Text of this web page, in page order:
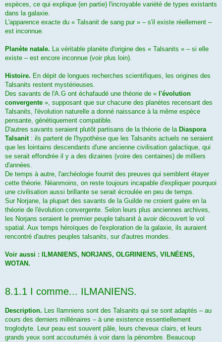
espèces, ce qui explique (en partie) l'incroyable variété de types existants
dans la galaxie.
L'apparence exacte du « Talsanit de sang pur » – s'il existe réellement –
est inconnue.
Planète natale. La véritable planète d'origine des « Talsanits » – si elle
existe – est encore inconnue (voir plus loin).
Histoire. En dépit de longues recherches scientifiques, les origines des
Talsanits restent mystérieuses.
Des savants de l'A.G ont échafaudé une théorie de « l'évolution
convergente », supposant que sur chacune des planètes recensant des
Talsanits, l'évolution naturelle a donné naissance à la même espèce
pensante, génétiquement compatible.
D'autres savants seraient plutôt partisans de la théorie de la Diaspora
Talsanit: ils partent de l'hypothèse que les Talsanits actuels ne seraient
que les lointains descendants d'une ancienne civilisation galactique, qui
se serait effondrée il y a des dizaines (voire des centaines) de milliers
d'années.
De temps à autre, l'archéologie fournit des preuves qui semblent étayer
cette théorie. Néanmoins, on reste toujours incapable d'expliquer pourquoi
une civilisation aussi brillante se serait écroulée en peu de temps.
Sur Norjane, la plupart des savants de la Guilde ne croient guère en la
théorie de l'évolution convergente. Selon leurs plus anciennes archives,
les Norjans seraient le premier peuple talsanit à avoir découvert le vol
spatial. Aux temps héroïques de l'exploration de la galaxie, ils auraient
rencontré d'autres peuples talsanits, sur d'autres mondes.
Voir aussi : ILMANIENS, NORJANS, OLGRINIENS, VILNÉENS,
WOTAN.
8.1.1 I comme... ILMANIENS.
Description. Les Ilamniens sont des Talsanits qui se sont adaptés – au
cours des derniers millénaires – à une existence essentiellement
troglodyte. Leur peau est souvent pâle, leurs cheveux clairs, et leurs
grands yeux sont accoutumés à voir dans la pénombre. Beaucoup